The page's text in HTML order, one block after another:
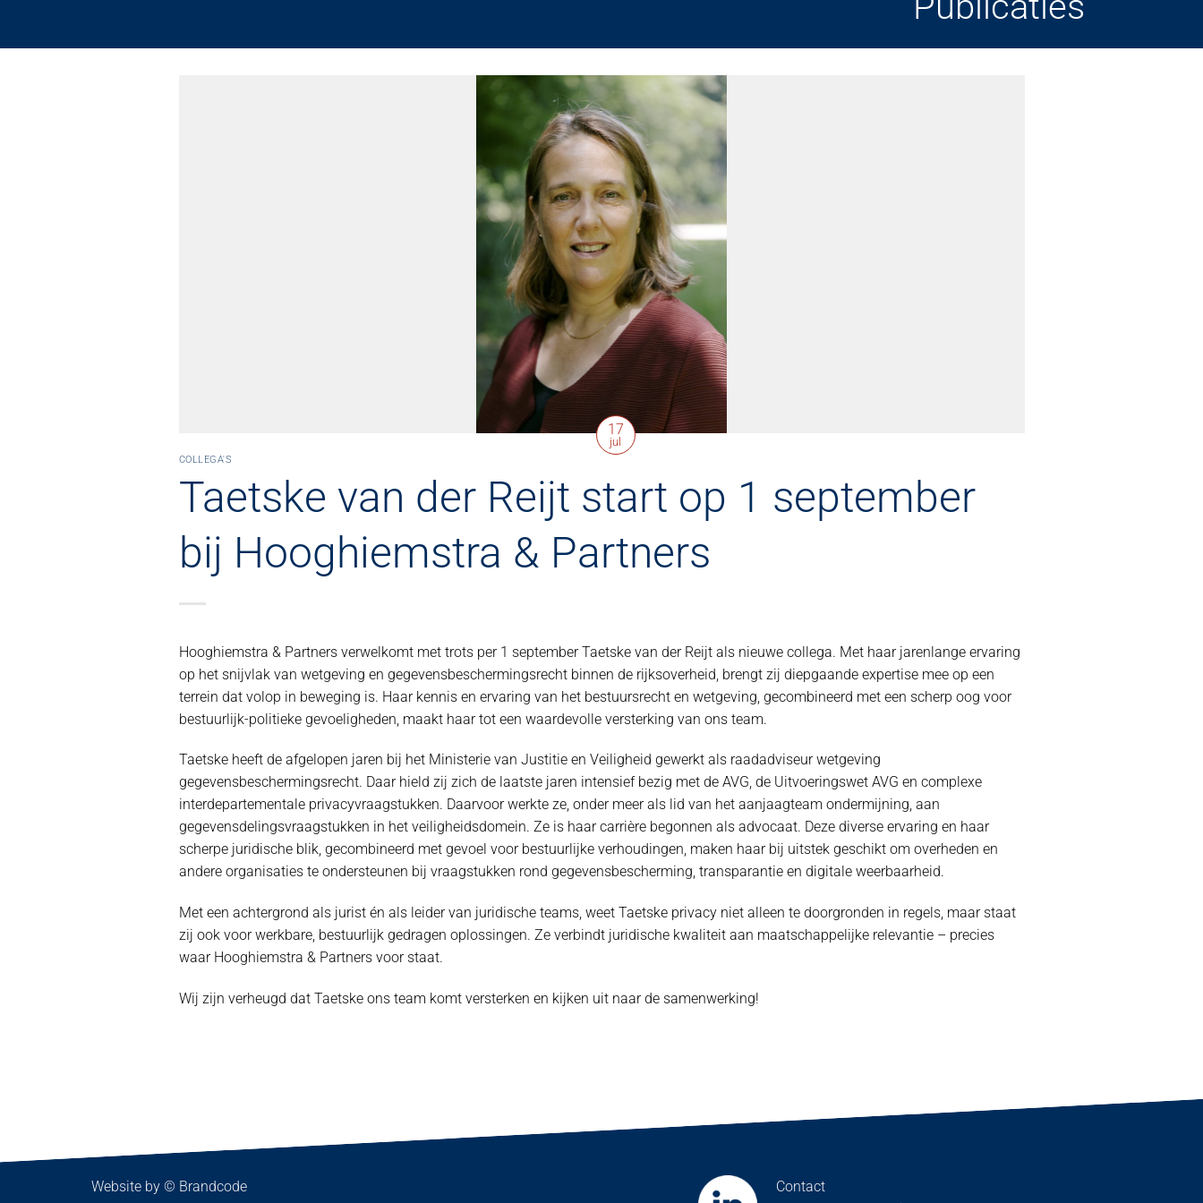
17
jul
COLLEGA'S
Taetske van der Reijt start op 1 september
bij Hooghiemstra & Partners
Hooghiemstra & Partners verwelkomt met trots per 1 september Taetske van der Reijt als nieuwe collega. Met haar jarenlange ervaring
op het snijvlak van wetgeving en gegevensbeschermingsrecht binnen de rijksoverheid, brengt zij diepgaande expertise mee op een
terrein dat volop in beweging is. Haar kennis en ervaring van het bestuursrecht en wetgeving, gecombineerd met een scherp oog voor
bestuurlijk-politieke gevoeligheden, maakt haar tot een waardevolle versterking van ons team.
Taetske heeft de afgelopen jaren bij het Ministerie van Justitie en Veiligheid gewerkt als raadadviseur wetgeving
gegevensbeschermingsrecht. Daar hield zij zich de laatste jaren intensief bezig met de AVG, de Uitvoeringswet AVG en complexe
interdepartementale privacyvraagstukken. Daarvoor werkte ze, onder meer als lid van het aanjaagteam ondermijning, aan
gegevensdelingsvraagstukken in het veiligheidsdomein. Ze is haar carrière begonnen als advocaat. Deze diverse ervaring en haar
scherpe juridische blik, gecombineerd met gevoel voor bestuurlijke verhoudingen, maken haar bij uitstek geschikt om overheden en
andere organisaties te ondersteunen bij vraagstukken rond gegevensbescherming, transparantie en digitale weerbaarheid.
Met een achtergrond als jurist én als leider van juridische teams, weet Taetske privacy niet alleen te doorgronden in regels, maar staat
zij ook voor werkbare, bestuurlijk gedragen oplossingen. Ze verbindt juridische kwaliteit aan maatschappelijke relevantie – precies
waar Hooghiemstra & Partners voor staat.
Wij zijn verheugd dat Taetske ons team komt versterken en kijken uit naar de samenwerking!
Website by © Brandcode
Contact